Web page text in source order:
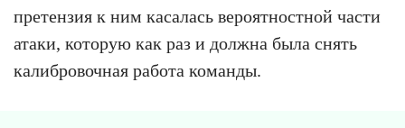
претензия к ним касалась вероятностной части
атаки, которую как раз и должна была снять
калибровочная работа команды.